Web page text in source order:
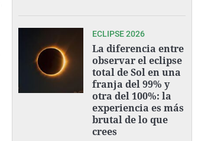
ECLIPSE 2026
La diferencia entre
observar el eclipse
total de Sol en una
franja del 99% y
otra del 100%: la
experiencia es más
brutal de lo que
crees